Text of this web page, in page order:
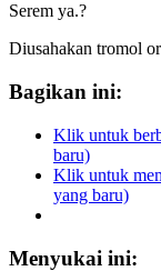
Serem ya.?
Diusahakan tromol
Bagikan ini:
Klik untuk
baru)
Klik untuk
yang baru)
Menyukai ini: